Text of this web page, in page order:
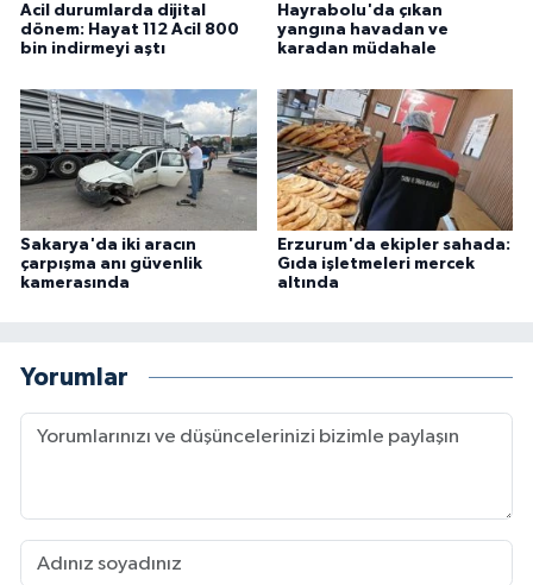
Acil durumlarda dijital
dönem: Hayat 112 Acil 800
bin indirmeyi aştı
Hayrabolu'da çıkan
yangına havadan ve
karadan müdahale
Sakarya'da iki aracın
çarpışma anı güvenlik
kamerasında
Erzurum'da ekipler sahada:
Gıda işletmeleri mercek
altında
Yorumlar